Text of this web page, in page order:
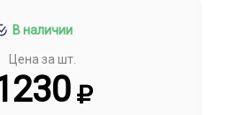
В наличии
Цена за шт.